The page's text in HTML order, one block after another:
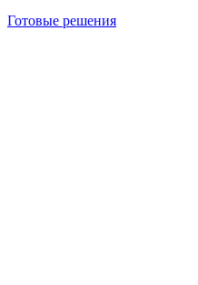
Готовые решения